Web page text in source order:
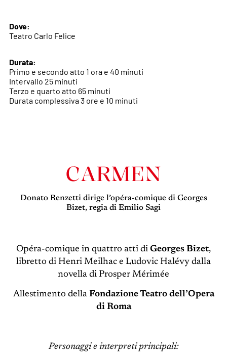
Dove:
Teatro Carlo Felice
Durata:
Primo e secondo atto 1 ora e 40 minuti
Intervallo 25 minuti
Terzo e quarto atto 65 minuti
Durata complessiva 3 ore e 10 minuti
CARMEN
Donato Renzetti dirige l’opéra-comique di Georges
Bizet, regia di Emilio Sagi
Opéra-comique in quattro atti di Georges Bizet,
libretto di Henri Meilhac e Ludovic Halévy dalla
novella di Prosper Mérimée
Allestimento della Fondazione Teatro dell’Opera
di Roma
Personaggi e interpreti principali: